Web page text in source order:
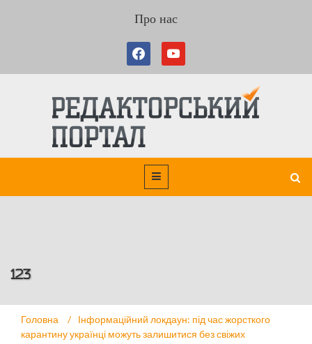
Про нас
123
Головна /
Інформаційний локдаун: під час жорсткого
карантину українці можуть залишитися без свіжих